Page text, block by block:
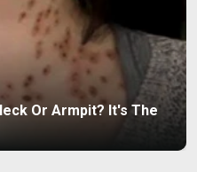
Or Armpit? It's The